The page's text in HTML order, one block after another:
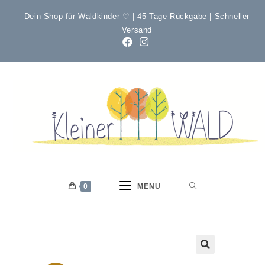
Dein Shop für Waldkinder ♡ | 45 Tage Rückgabe | Schneller
Versand
0 MENU